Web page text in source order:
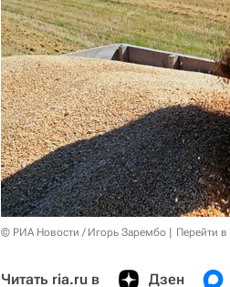
© РИА Новости / Игорь Зарембо Перейти
Читать ria.ru в Дзен